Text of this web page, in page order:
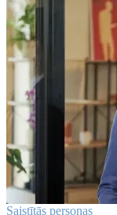
Saistītās personas